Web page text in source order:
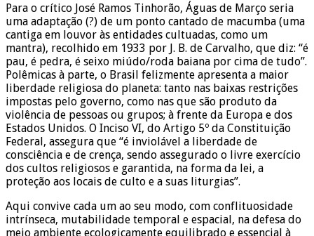
Para o crítico José Ramos Tinhorão, Águas de Março seria
uma adaptação (?) de um ponto cantado de macumba (uma
cantiga em louvor às entidades cultuadas, como um
mantra), recolhido em 1933 por J. B. de Carvalho, que diz: “é
pau, é pedra, é seixo miúdo/roda baiana por cima de tudo”.
Polêmicas à parte, o Brasil felizmente apresenta a maior
liberdade religiosa do planeta: tanto nas baixas restrições
impostas pelo governo, como nas que são produto da
violência de pessoas ou grupos; à frente da Europa e dos
Estados Unidos. O Inciso VI, do Artigo 5º da Constituição
Federal, assegura que “é inviolável a liberdade de
consciência e de crença, sendo assegurado o livre exercício
dos cultos religiosos e garantida, na forma da lei, a
proteção aos locais de culto e a suas liturgias”.
Aqui convive cada um ao seu modo, com conflituosidade
intrínseca, mutabilidade temporal e espacial, na defesa do
meio ambiente ecologicamente equilibrado e essencial à